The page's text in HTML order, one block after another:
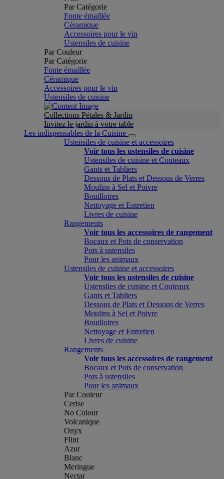
Par Catégorie
Fonte émaillée
Céramique
Accessoires pour le vin
Ustensiles de cuisine
Par Couleur
Par Catégorie
Fonte émaillée
Céramique
Accessoires pour le vin
Ustensiles de cuisine
Collections Pétales & Jardin
Invitez le jardin à votre table
Les indispensables de la Cuisine
Ustensiles de cuisine et accessoires
Voir tous les ustensiles de cuisine
Ustensiles de cuisine et Couteaux
Gants et Tabliers
Dessous de Plats et Dessous de Verres
Moulins à Sel et Poivre
Bouilloires
Nettoyage et Entretien
Livres de cuisine
Rangements
Voir tous les accessoires de rangement
Bocaux et Pots de conservation
Pots à ustensiles
Pour les animaux
Ustensiles de cuisine et accessoires
Voir tous les ustensiles de cuisine
Ustensiles de cuisine et Couteaux
Gants et Tabliers
Dessous de Plats et Dessous de Verres
Moulins à Sel et Poivre
Bouilloires
Nettoyage et Entretien
Livres de cuisine
Rangements
Voir tous les accessoires de rangement
Bocaux et Pots de conservation
Pots à ustensiles
Pour les animaux
Par Couleur
Cerise
No Colour
Volcanique
Onyx
Flint
Azur
Blanc
Meringue
Nectar